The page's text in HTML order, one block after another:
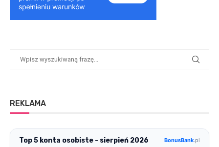
REKLAMA
Top 5 konta osobiste - sierpień 2026 BonusBank.pl